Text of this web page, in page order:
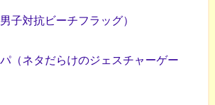
男子対抗ビーチフラッグ）
パ（ネタだらけのジェスチャーゲー